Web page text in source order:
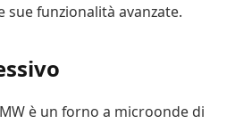
sue funzionalità avanzate.
è un forno a microonde di